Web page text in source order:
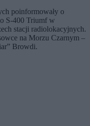
poinformowały o
S-400 Triumf w
stacji radiolokacyjnych.
na Morzu Czarnym –
Browdi.